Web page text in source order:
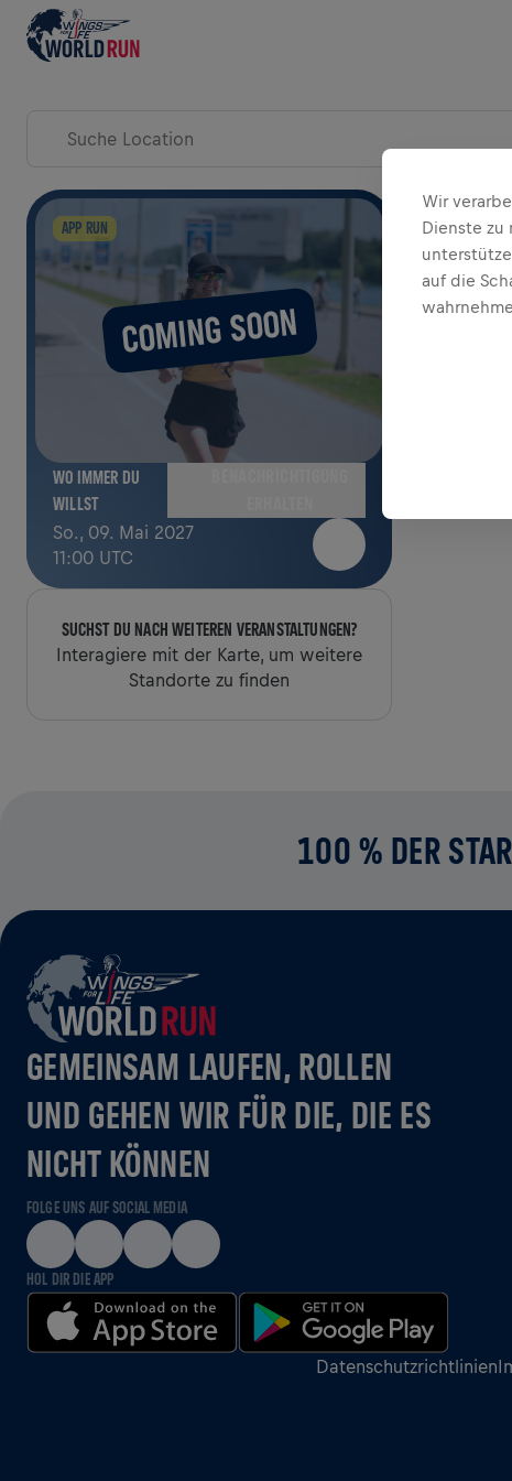
COMING SOON
APP RUN
WO IMMER DU
WILLST
So., 09. Mai 2027
11:00 UTC
SUCHST DU NACH WEITEREN VERANSTALTUNGEN?
Interagiere mit der Karte, um weitere
Standorte zu finden
KARTE
100 % DER
GEMEINSAM LAUFEN, ROLLEN
UND GEHEN WIR FÜR DIE, DIE ES
NICHT KÖNNEN
FOLGE UNS AUF SOCIAL MEDIA
HOL DIR DIE APP
Datenschutzrichtlinien
Wir
Dienste zu
auf die